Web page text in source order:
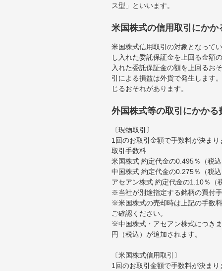
ス型」といいます。
米国株式の信用取引にかか
米国株式信用取引の対象となって
し入れた委託保証金を上回る金額
入れた委託保証金の額を上回るお
引による損益は外貨で発生します
じるおそれがあります。
外国株式等の取引にかかる
〔現物取引〕
1回のお取引金額で手数料が決まり
取引手数料
米国株式 約定代金の0.495％（税
中国株式 約定代金の0.275％（税
アセアン株式 約定代金の1.10％（
※当社が別途指定する銘柄の買付
※米国株式の売却時は上記の手数
ご確認ください。
※中国株式・アセアン株式につき
円（税込）が追加されます。
〔米国株式信用取引〕
1回のお取引金額で手数料が決まり